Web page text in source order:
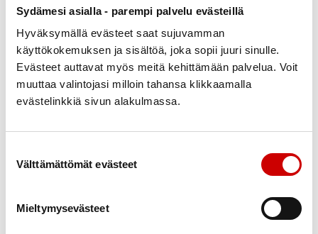
Sydämesi asialla - parempi palvelu evästeillä
Hyväksymällä evästeet saat sujuvamman
käyttökokemuksen ja sisältöä, joka sopii juuri sinulle.
Evästeet auttavat myös meitä kehittämään palvelua. Voit
muuttaa valintojasi milloin tahansa klikkaamalla
evästelinkkiä sivun alakulmassa.
Välttämättömät evästeet
Mieltymysevästeet
Jaa Whatsapp
Jaa FacebookJaa TwitterJaa Linkedin
Jaa EmailJaa Print
Raesärkän luonnonsuojelualuelle Nurmekseen
lähdetään Tokmannin pihasta ma klo 9.00. Retkellä
keitellään ja nautitaan nuotiolla pullakahvit sekä
paistellaan makkarat. Tutustumme harjumaisemaan
Kyydin järjestämiseksi ilmoittautumiset 31.5.2022
mennessä Armille p. 044 935 0137. Hinta 10 euroa.
Lisätietoja alueesta